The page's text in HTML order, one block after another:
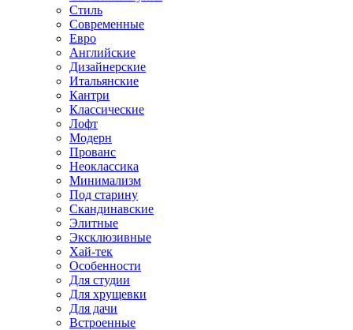
Стиль
Современные
Евро
Английские
Дизайнерские
Итальянские
Кантри
Классические
Лофт
Модерн
Прованс
Неоклассика
Минимализм
Под старину
Скандинавские
Элитные
Эксклюзивные
Хай-тек
Особенности
Для студии
Для хрущевки
Для дачи
Встроенные